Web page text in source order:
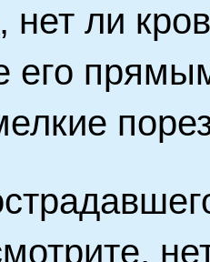
нет ли
его